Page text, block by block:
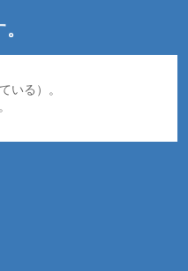
いる）。